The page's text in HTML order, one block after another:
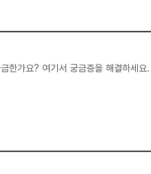
한가요? 여기서 궁금증을 해결하세요.